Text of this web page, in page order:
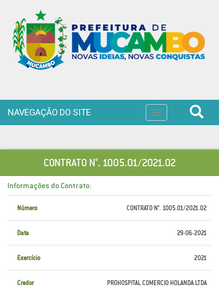
Toggle
navigation
NAVEGAÇÃO DO SITE
CONTRATO N°. 1005.01/2021.02
Informações do Contrato:
Número CONTRATO N°. 1005.01/2021.02
Data 29-06-2021
Exercício 2021
Credor PROHOSPITAL COMERCIO HOLANDA LTDA